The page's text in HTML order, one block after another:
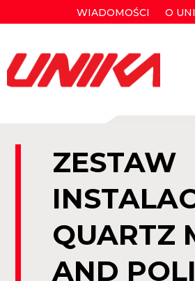
WIADOMOŚCI O
ZESTAW
QUARTZ
AND